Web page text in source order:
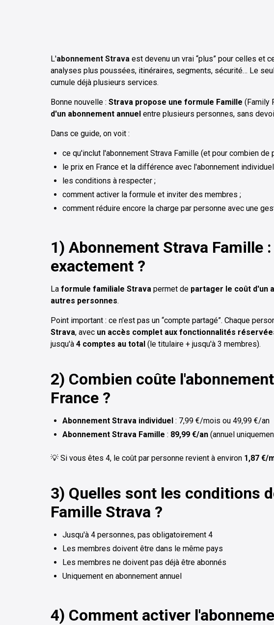
L'abonnement Strava est devenu un vrai “plus” pour celles et
analyses plus poussées, itinéraires, segments, sécurité… Le
cumule déjà plusieurs services.
Bonne nouvelle : Strava propose une formule Famille (Family
d'un abonnement annuel entre plusieurs personnes, sans
Dans ce guide, on voit :
ce qu'inclut l'abonnement Strava Famille (et pour combien de
le prix en France et la différence avec l'abonnement
les conditions à respecter ;
comment activer la formule et inviter des membres ;
comment réduire encore la charge par personne avec une
1) Abonnement Strava Famille
exactement ?
La formule familiale Strava permet de partager le coût d'un
autres personnes.
Point important : ce n'est pas un “compte partagé”. Chaque
Strava, avec un accès complet aux fonctionnalités
jusqu'à 4 comptes au total (le titulaire + jusqu'à 3 membres).
2) Combien coûte
France ?
Abonnement Strava individuel : 7,99 €/mois ou 49,99 €/an
Abonnement Strava Famille : 89,99 €/an (annuel
💡 Si vous êtes 4, le coût par personne revient à environ 1,87 €/
3) Quelles sont les conditions
Famille Strava ?
Jusqu'à 4 personnes, pas obligatoirement 4
Les membres doivent être dans le même pays
Les membres ne doivent pas déjà être abonnés
Uniquement en abonnement annuel
4) Comment activer